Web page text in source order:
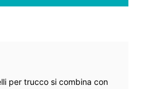
per trucco si combina con